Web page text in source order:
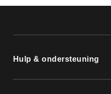
Hulp & ondersteuning